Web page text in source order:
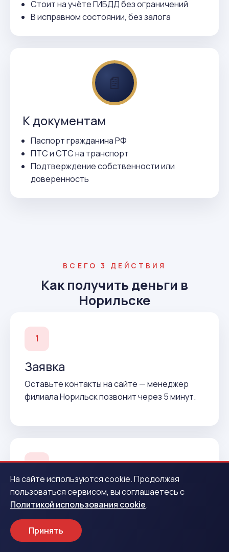
Стоит на учёте ГИБДД без ограничений
В исправном состоянии, без залога
📄
К документам
Паспорт гражданина РФ
ПТС и СТС на транспорт
Подтверждение собственности или
доверенность
ВСЕГО 3 ДЕЙСТВИЯ
Как получить деньги в
Норильске
1
Заявка
Оставьте контакты на сайте — менеджер
филиала Норильск позвонит через 5 минут.
2
Подтверждение
Согласуем условия и подготовим договор до
вашего приезда.
На сайте используются cookie. Продолжая
пользоваться сервисом, вы соглашаетесь с
Политикой использования cookie.
Принять